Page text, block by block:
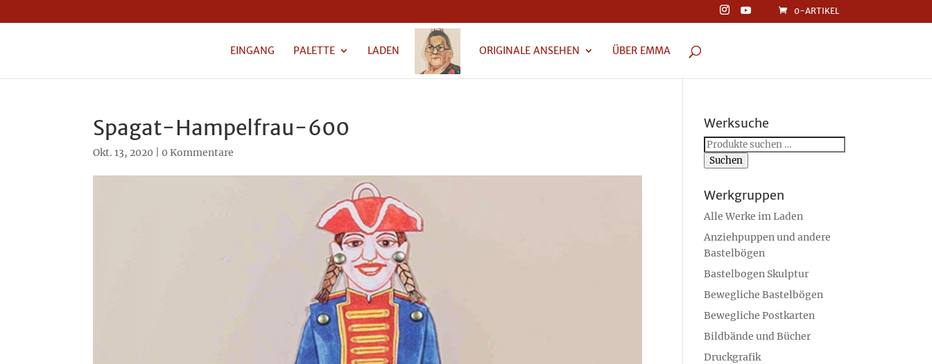
0-ARTIKEL
EINGANG PALETTE LADEN ORIGINALE ANSEHEN ÜBER EMMA
Spagat-Hampelfrau-600
Okt. 13, 2020 0 Kommentare
Werksuche
Suchen
nach:
Suchen
Werkgruppen
Alle Werke im Laden
Anziehpuppen und andere
Bastelbögen
Bastelbogen Skulptur
Bewegliche Bastelbögen
Bewegliche Postkarten
Bildbände und Bücher
Druckgrafik